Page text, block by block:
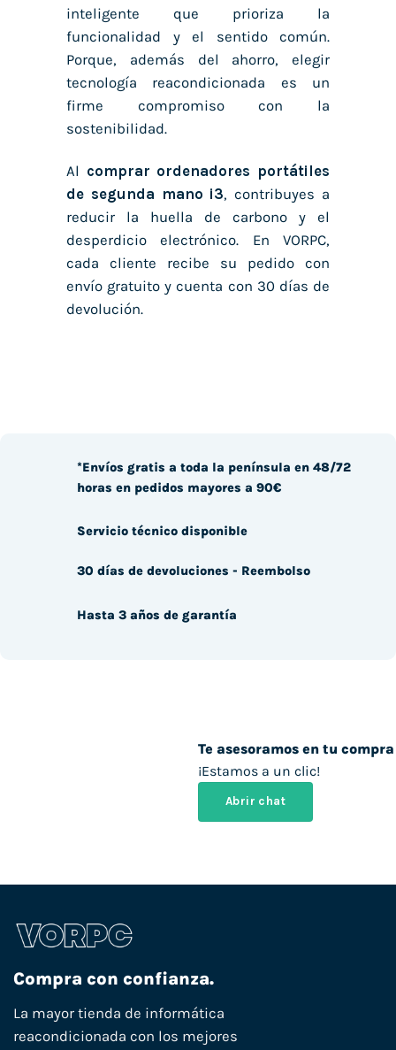
inteligente que prioriza la
funcionalidad y el sentido común.
Porque, además del ahorro, elegir
tecnología reacondicionada es un
firme compromiso con la
sostenibilidad.
Al comprar ordenadores portátiles
de segunda mano i3, contribuyes a
reducir la huella de carbono y el
desperdicio electrónico. En VORPC,
cada cliente recibe su pedido con
envío gratuito y cuenta con 30 días de
devolución.
Te asesoramos en tu compra
¡Estamos a un clic!
Abrir chat
*Envíos gratis a toda la península en 48/72
horas en pedidos mayores a 90€
Servicio técnico disponible
30 días de devoluciones - Reembolso
Hasta 3 años de garantía
Compra con confianza.
La mayor tienda de informática
reacondicionada con los mejores